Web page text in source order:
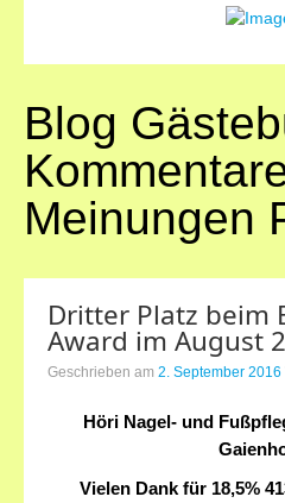
Kontakt
Blog
Meinungen
Dritter Platz beim
Award im August
Geschrieben am 2. September 2016
Höri Nagel- und
Vielen Dank für 18,5%